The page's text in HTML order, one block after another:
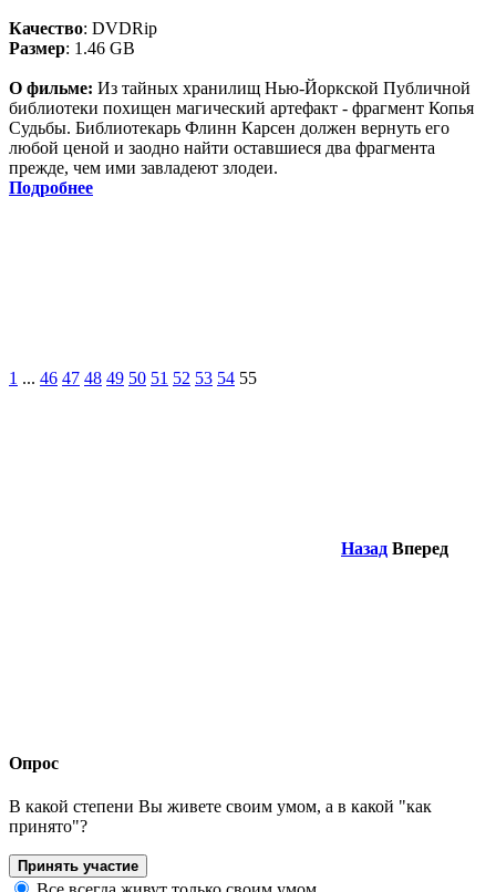
Качество: DVDRip
Размер: 1.46 GB
О фильме: Из тайных хранилищ Нью-Йоркской Публичной
библиотеки похищен магический артефакт - фрагмент Копья
Судьбы. Библиотекарь Флинн Карсен должен вернуть его
любой ценой и заодно найти оставшиеся два фрагмента
прежде, чем ими завладеют злодеи.
Подробнее
1 ... 46 47 48 49 50 51 52 53 54 55
Назад Вперед
Опрос
В какой степени Вы живете своим умом, а в какой "как
принято"?
Принять участие